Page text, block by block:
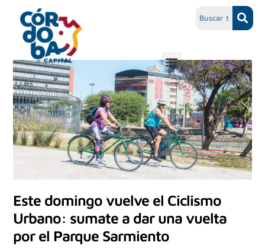
Este domingo vuelve el Ciclismo
Urbano: sumate a dar una vuelta
por el Parque Sarmiento